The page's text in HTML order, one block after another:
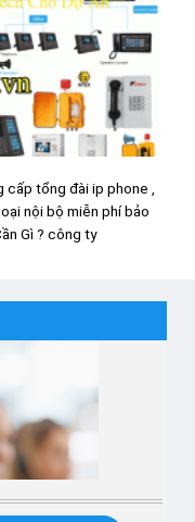
cấp tổng đài ip phone ,
nội bộ miễn phí bảo
Gì ? công ty